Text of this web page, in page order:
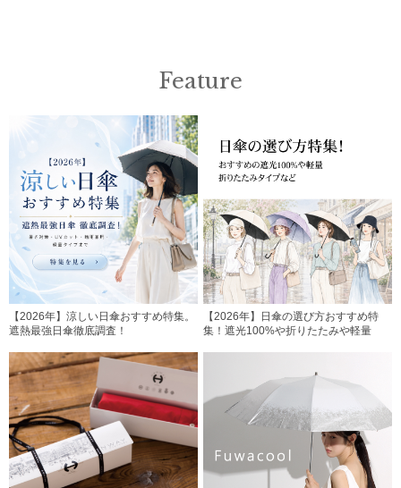
Feature
【2026年】涼しい日傘おすすめ特集。
遮熱最強日傘徹底調査！
【2026年】日傘の選び方おすすめ特
集！遮光100%や折りたたみや軽量